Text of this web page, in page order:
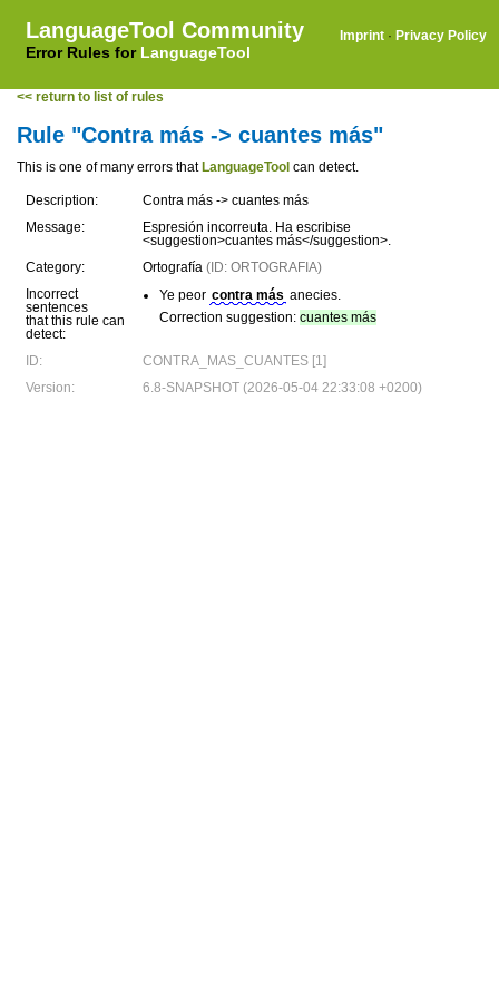
LanguageTool Community
Error Rules for LanguageTool
Imprint · Privacy Policy
<< return to list of rules
Rule "Contra más -> cuantes más"
This is one of many errors that LanguageTool can detect.
Description:
Contra más -> cuantes más
Message:
Espresión incorreuta. Ha escribise
<suggestion>cuantes más</suggestion>.
Category:
Ortografía (ID: ORTOGRAFIA)
Incorrect
sentences
that this rule can
detect:
Ye peor contra más anecies.
Correction suggestion: cuantes más
ID:
CONTRA_MAS_CUANTES [1]
Version:
6.8-SNAPSHOT (2026-05-04 22:33:08 +0200)